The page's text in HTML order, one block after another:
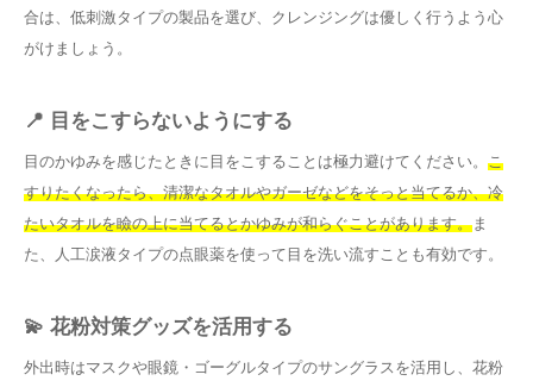
合は、低刺激タイプの製品を選び、クレンジングは優しく行うよう心
がけましょう。
📍 目をこすらないようにする
目のかゆみを感じたときに目をこすることは極力避けてください。 こ
すりたくなったら、清潔なタオルやガーゼなどをそっと当てるか、冷
たいタオルを瞼の上に当てるとかゆみが和らぐことがあります。 ま
た、人工涙液タイプの点眼薬を使って目を洗い流すことも有効です。
💫 花粉対策グッズを活用する
外出時はマスクや眼鏡・ゴーグルタイプのサングラスを活用し、花粉